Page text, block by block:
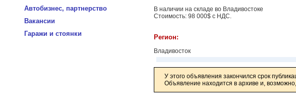
Автобизнес, партнерство
Вакансии
Гаражи и стоянки
В наличии на складе во Владивостоке
Стоимость: 98 000$ с НДС.
Регион:
Владивосток
У этого объявления закончился срок
Объявление находится в архиве и,